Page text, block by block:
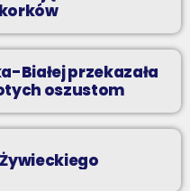
Białej przekazała
oszustom